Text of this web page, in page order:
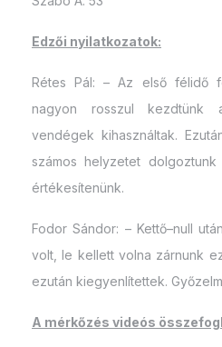
Edzői nyilatkozatok:
Rétes Pál: – Az első félidő
nagyon rosszul kezdtünk
vendégek kihasználtak.
számos helyzetet
értékesítenünk.
Fodor Sándor: – Kettő–null
volt, le kellett volna zárnunk
ezután kiegyenlítettek.
A mérkőzés videós